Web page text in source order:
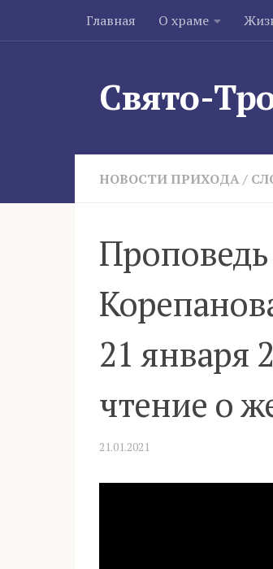
Skip to content
Главная О храме
Свято-
НОВОСТИ ПРИХОДА/
21 января
чтение о
21.01.2021